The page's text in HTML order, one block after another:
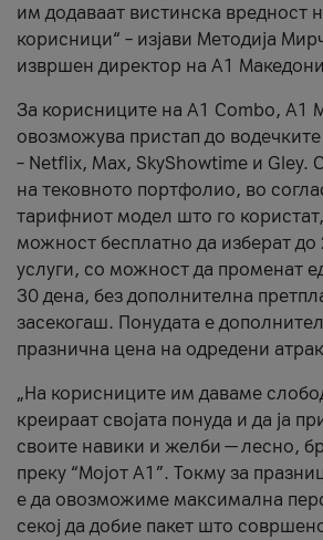
им додаваат вистинска вредност
корисници“ – изјави Методија
извршен директор на А1
За корисниците на A1 Combo, А1
овозможува пристап до
– Netflix, Max, SkyShowtime и Gley.
на тековното портфолио, во
тарифниот модел што го
можност бесплатно да изберат до
услуги, со можност да променат
30 дена, без дополнителна
засекогаш. Понудата е
празнична цена на одредени
„На корисниците им даваме
креираат својата понуда и да ја
своите навики и желби — лесно,
преку “Мојот А1”. Токму за
е да овозможиме максимална
секој да добие пакет што